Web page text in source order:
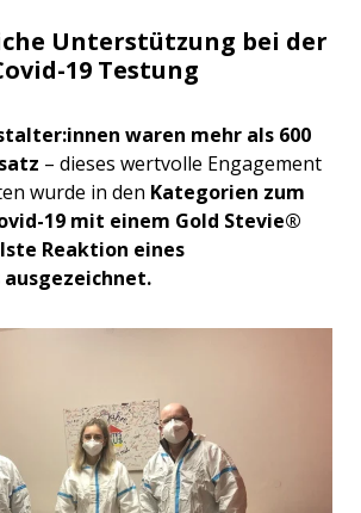
Unterstützung bei der
19 Testung
waren mehr als 600
– dieses wertvolle Engagement
wurde in den Kategorien zum
19 mit einem Gold Stevie®
Reaktion eines